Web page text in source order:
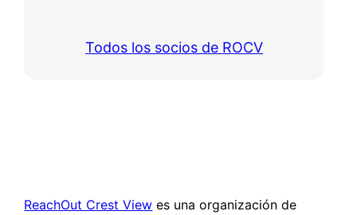
Todos los socios de ROCV
ReachOut Crest View es una organización de